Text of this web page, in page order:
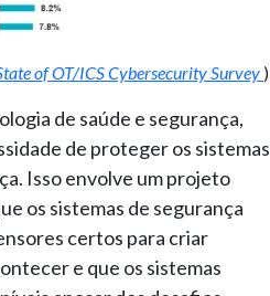
of OT/ICS Cybersecurity Survey )
de saúde e segurança,
de proteger os sistemas
Isso envolve um projeto
os sistemas de segurança
certos para criar
e que os sistemas